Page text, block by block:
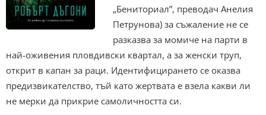
„Бениториал”, преводач Анелия
Петрунова) за съжаление не се
разказва за момиче на парти в
най-оживения пловдивски квартал, а за женски труп,
открит в капан за раци. Идентифицирането се оказва
предизвикателство, тъй като жертвата е взела какви ли
не мерки да прикрие самоличността си.